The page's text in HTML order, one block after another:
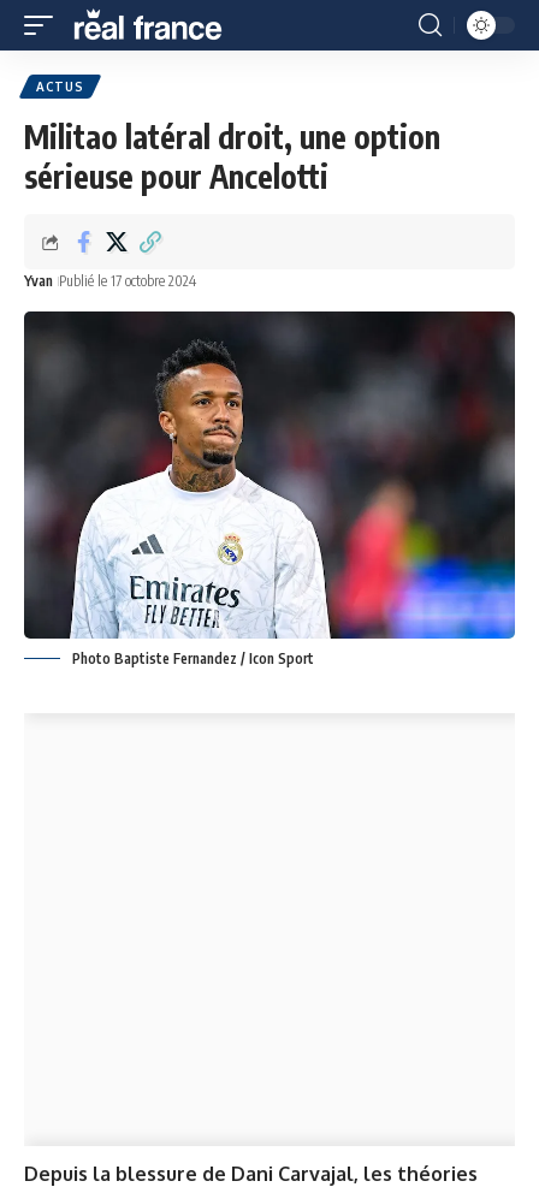
ACTUS
Militao latéral droit, une option
sérieuse pour Ancelotti
Yvan Publié le 17 octobre 2024
Photo Baptiste Fernandez / Icon Sport
Depuis la blessure de Dani Carvajal, les théories